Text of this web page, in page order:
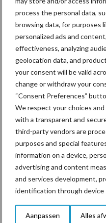
process the personal data,
browsing data, for purposes
personalized ads and
effectiveness, analyzing
geolocation data, and
your consent will be valid
change or withdraw your
“Consent Preferences”
We respect your choices
with a transparent and
third-party vendors are
purposes and special
information on a device,
advertising and content
and services development,
identification through device
Aanpassen Alles
markt
Tien
een
Themapagina's
Diergezondheid